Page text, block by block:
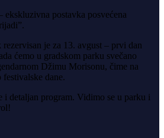
ekskluzivna postavka posvećena
je za 13. avgust – prvi dan
ćemo u gradskom parku svečano
Džimu Morisonu, čime na
dane.
i detaljan program. Vidimo se u parku i